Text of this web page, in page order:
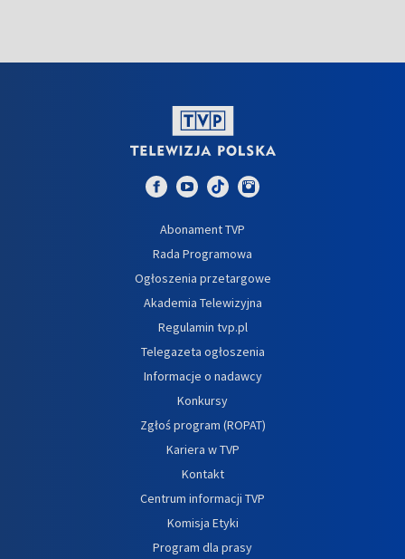
Abonament TVP
Rada Programowa
Ogłoszenia przetargowe
Akademia Telewizyjna
Regulamin tvp.pl
Telegazeta ogłoszenia
Informacje o nadawcy
Konkursy
Zgłoś program (ROPAT)
Kariera w TVP
Kontakt
Centrum informacji TVP
Komisja Etyki
Program dla prasy